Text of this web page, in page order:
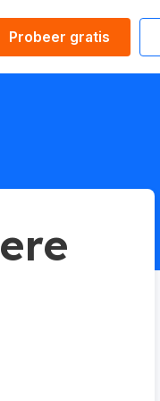
Probeer gratis